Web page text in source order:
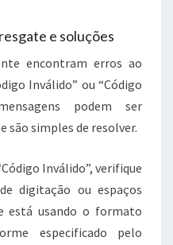
e soluções
encontram erros ao
Inválido” ou “Código
podem ser
simples de resolver.
Inválido”, verifique
digitação ou espaços
está usando o formato
especificado pelo